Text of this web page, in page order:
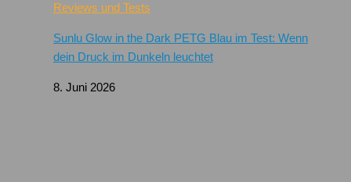
Reviews und Tests
Sunlu Glow in the Dark PETG Blau im Test: Wenn
dein Druck im Dunkeln leuchtet
8. Juni 2026